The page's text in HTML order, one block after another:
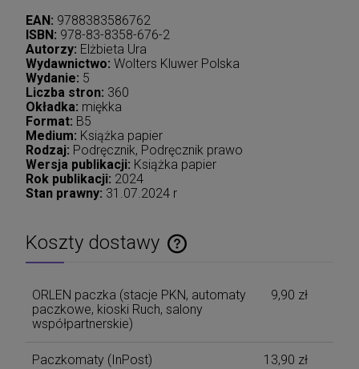
EAN: 9788383586762
ISBN: 978-83-8358-676-2
Autorzy: Elżbieta Ura
Wydawnictwo: Wolters Kluwer Polska
Wydanie: 5
Liczba stron: 360
Okładka: miękka
Format: B5
Medium: Książka papier
Rodzaj: Podręcznik, Podręcznik prawo
Wersja publikacji: Książka papier
Rok publikacji: 2024
Stan prawny: 31.07.2024 r
Koszty dostawy
Cena nie zawiera ewentualnych kosztów płatności
ORLEN paczka (stacje PKN, automaty
paczkowe, kioski Ruch, salony
współpartnerskie)
9,90 zł
Paczkomaty (InPost) 13,90 zł